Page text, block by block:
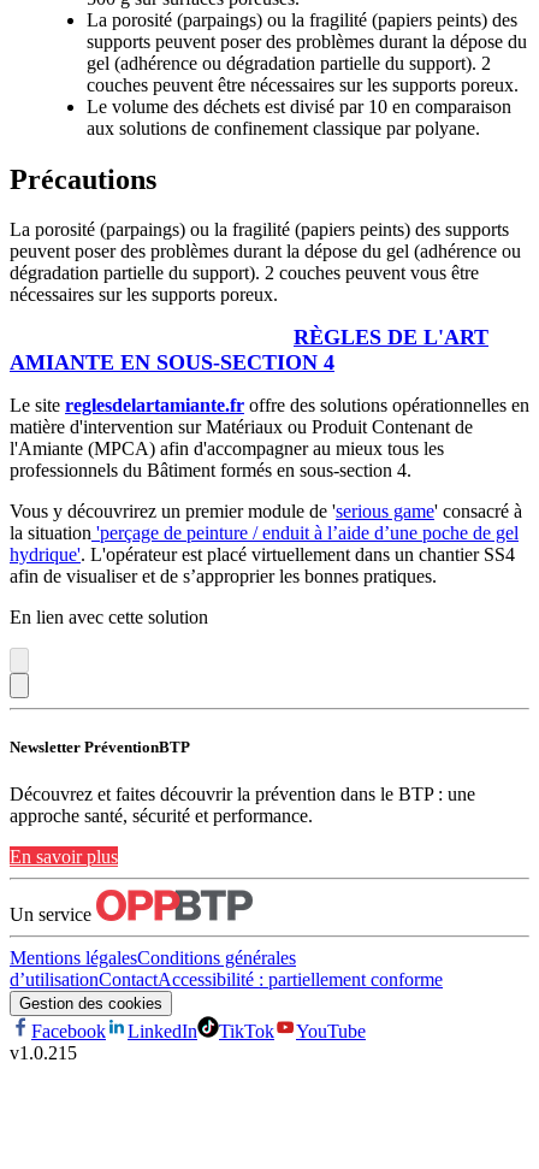
La porosité (parpaings) ou la fragilité (papiers peints) des
supports peuvent poser des problèmes durant la dépose du
gel (adhérence ou dégradation partielle du support). 2
couches peuvent être nécessaires sur les supports poreux.
Le volume des déchets est divisé par 10 en comparaison
aux solutions de confinement classique par polyane.
Précautions
La porosité (parpaings) ou la fragilité (papiers peints) des supports
peuvent poser des problèmes durant la dépose du gel (adhérence ou
dégradation partielle du support). 2 couches peuvent vous être
nécessaires sur les supports poreux.
RÈGLES DE L'ART
AMIANTE EN SOUS-SECTION 4
Le site reglesdelartamiante.fr offre des solutions opérationnelles en
matière d'intervention sur Matériaux ou Produit Contenant de
l'Amiante (MPCA) afin d'accompagner au mieux tous les
professionnels du Bâtiment formés en sous-section 4.
Vous y découvrirez un premier module de 'serious game' consacré à
la situation 'perçage de peinture / enduit à l’aide d’une poche de gel
hydrique'. L'opérateur est placé virtuellement dans un chantier SS4
afin de visualiser et de s’approprier les bonnes pratiques.
En lien avec cette solution
Newsletter PréventionBTP
Découvrez et faites découvrir la prévention dans le BTP : une
approche santé, sécurité et performance.
En savoir plus
Un service
Mentions légalesConditions générales
d’utilisationContactAccessibilité : partiellement conforme
Gestion des cookies
Facebook LinkedIn TikTok
YouTube
v1.0.215